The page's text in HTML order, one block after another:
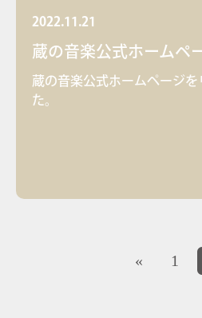
2022.11.21
蔵の音楽公式ホームペ
蔵の音楽公式ホームページを
た。
« 1